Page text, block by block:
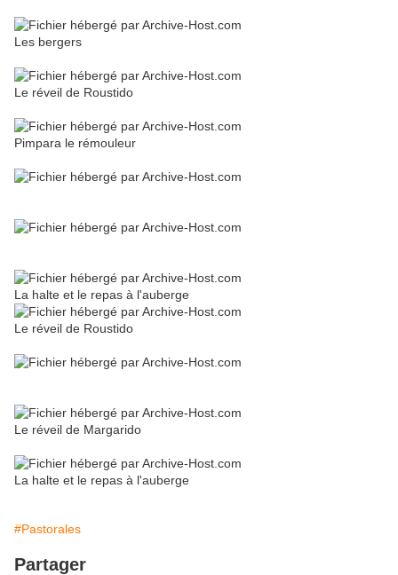
Les bergers
Le réveil de Roustido
Pimpara le rémouleur
La halte et le repas à l'auberge
Le réveil de Roustido
Le réveil de Margarido
La halte et le repas à l'auberge
#Pastorales
Partager